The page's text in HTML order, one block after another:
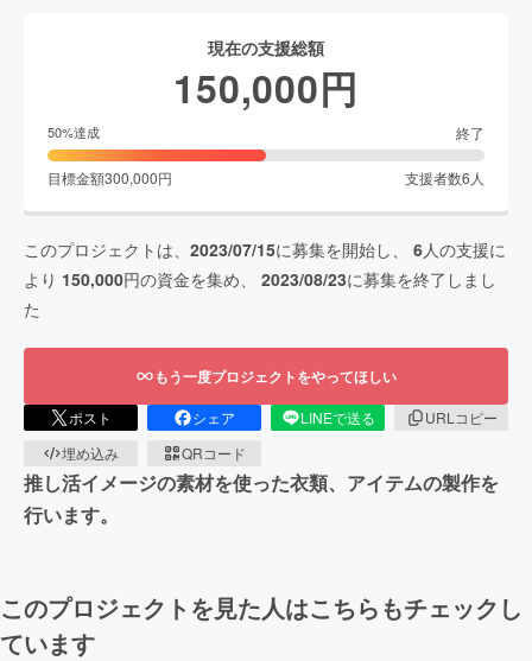
現在の支援総額
150,000円
50%達成 終了
目標金額300,000円 支援者数6 人
このプロジェクトは、 2023/07/15に募集を開始し、 6人の支援に
より 150,000円の資金を集め、 2023/08/23に募集を終了しまし
た
もう一度プロジェクトをやってほしい
ポスト シェア LINEで送る
URLコピー
埋め込み
QRコード
推し活イメージの素材を使った衣類、アイテムの製作を
行います。
このプロジェクトを見た人はこちらもチェックし
ています